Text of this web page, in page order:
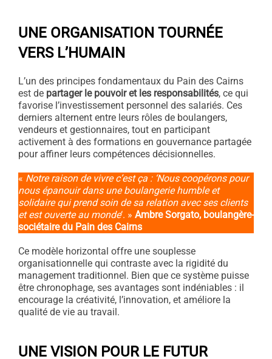
UNE ORGANISATION TOURNÉE
VERS L’HUMAIN
L’un des principes fondamentaux du Pain des Cairns
est de partager le pouvoir et les responsabilités, ce qui
favorise l’investissement personnel des salariés. Ces
derniers alternent entre leurs rôles de boulangers,
vendeurs et gestionnaires, tout en participant
activement à des formations en gouvernance partagée
pour affiner leurs compétences décisionnelles.
« Notre raison de vivre c’est ça : ‘Nous coopérons pour
nous épanouir dans une boulangerie humble et
solidaire qui prend soin de sa relation avec ses clients
et est ouverte au monde‘. » Ambre Sorgato, boulangère-
sociétaire du Pain des Cairns
Ce modèle horizontal offre une souplesse
organisationnelle qui contraste avec la rigidité du
management traditionnel. Bien que ce système puisse
être chronophage, ses avantages sont indéniables : il
encourage la créativité, l’innovation, et améliore la
qualité de vie au travail.
UNE VISION POUR LE FUTUR